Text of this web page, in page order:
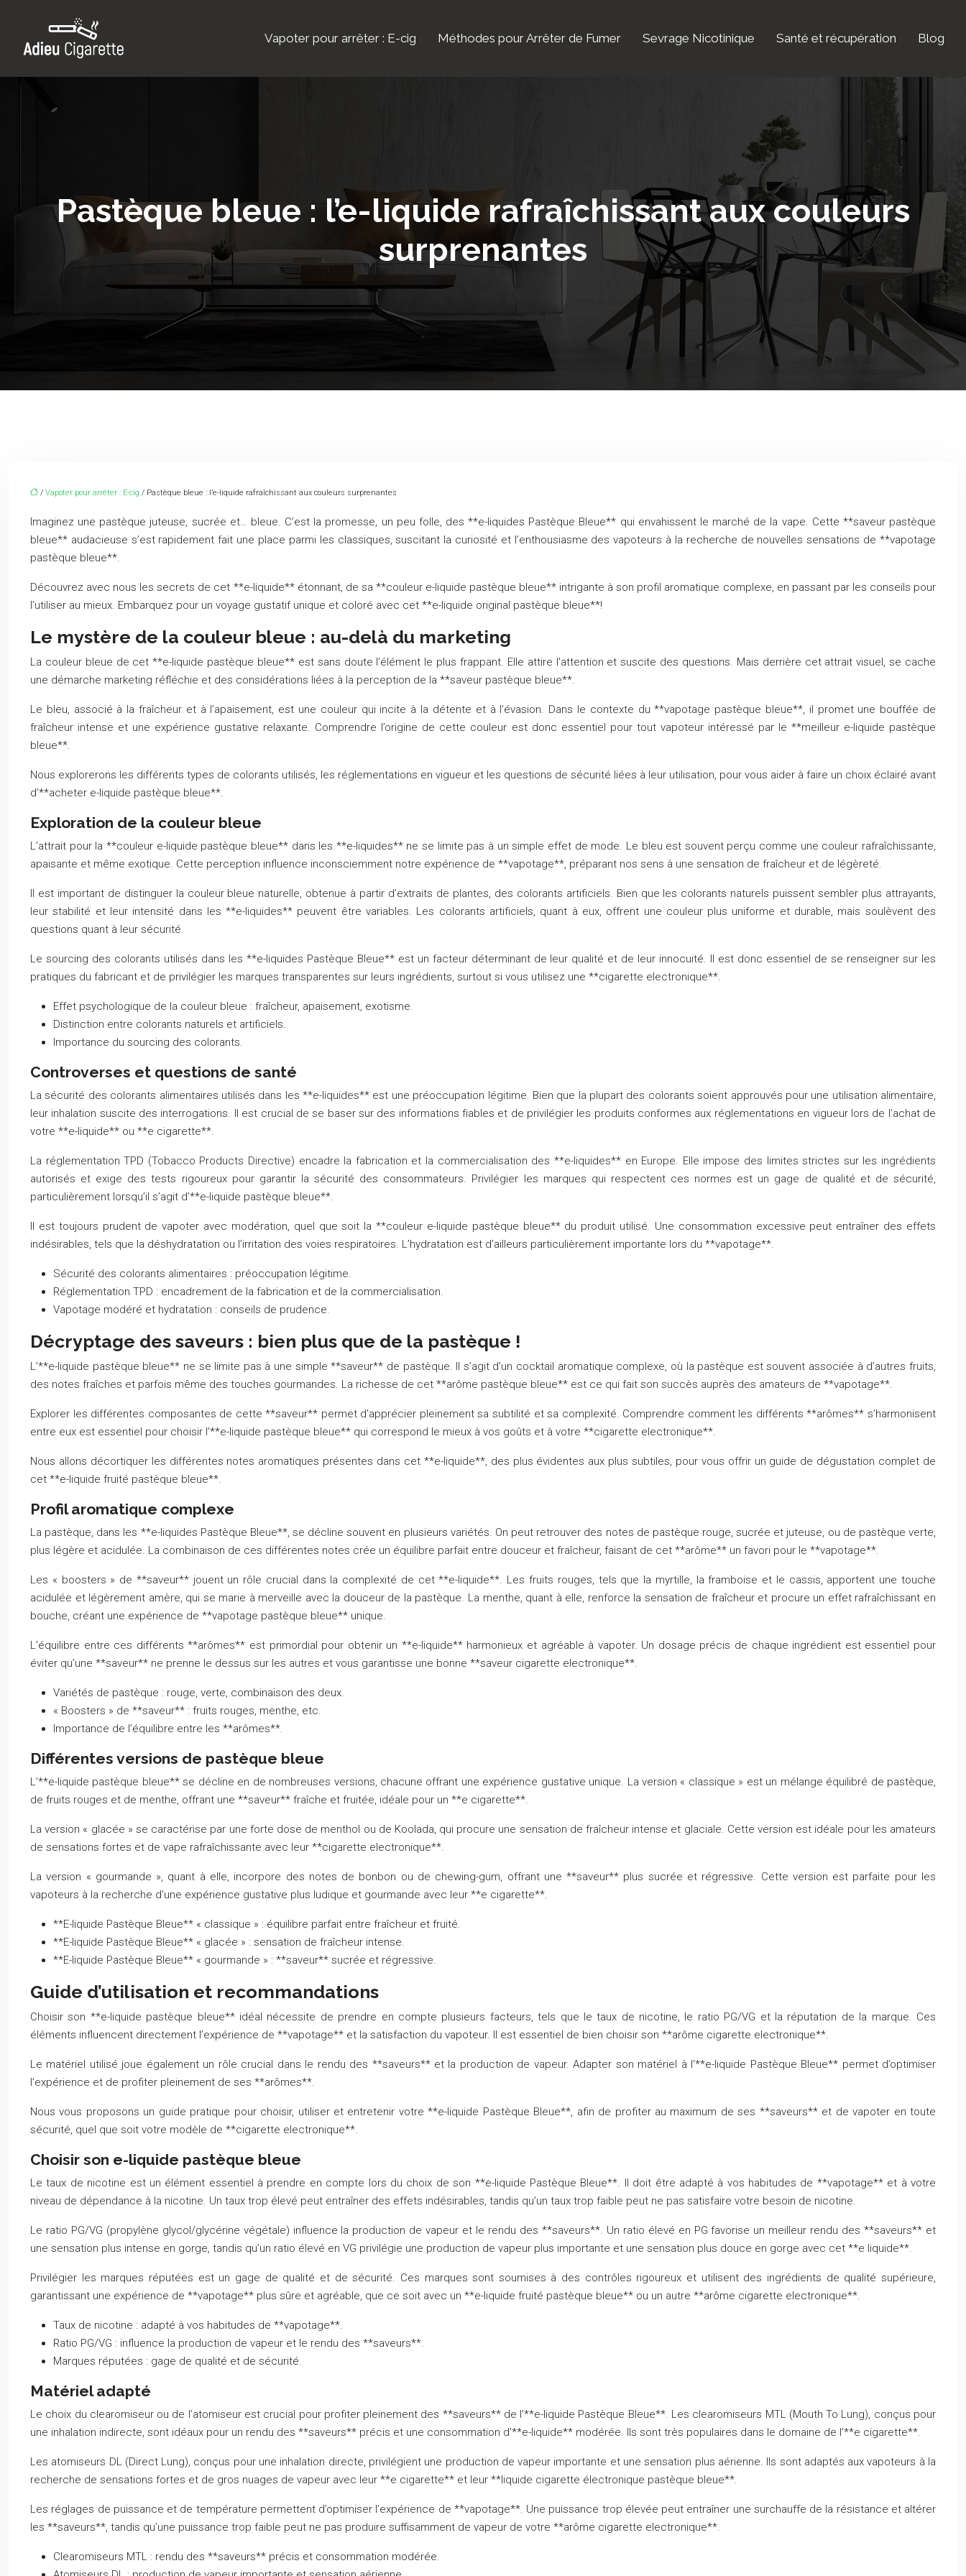
Vapoter pour arrêter : E-cig Méthodes pour Arrêter de Fumer Sevrage Nicotinique Santé et récupération Blog
Pastèque bleue : l’e-liquide rafraîchissant aux couleurs
surprenantes
/ Vapoter pour arrêter : E-cig / Pastèque bleue : l’e-liquide rafraîchissant aux couleurs surprenantes
Imaginez une pastèque juteuse, sucrée et… bleue. C’est la promesse, un peu folle, des **e-liquides Pastèque Bleue** qui envahissent le marché de la vape. Cette **saveur pastèque
bleue** audacieuse s’est rapidement fait une place parmi les classiques, suscitant la curiosité et l’enthousiasme des vapoteurs à la recherche de nouvelles sensations de **vapotage
pastèque bleue**.
Découvrez avec nous les secrets de cet **e-liquide** étonnant, de sa **couleur e-liquide pastèque bleue** intrigante à son profil aromatique complexe, en passant par les conseils pour
l’utiliser au mieux. Embarquez pour un voyage gustatif unique et coloré avec cet **e-liquide original pastèque bleue**!
Le mystère de la couleur bleue : au-delà du marketing
La couleur bleue de cet **e-liquide pastèque bleue** est sans doute l’élément le plus frappant. Elle attire l’attention et suscite des questions. Mais derrière cet attrait visuel, se cache
une démarche marketing réfléchie et des considérations liées à la perception de la **saveur pastèque bleue**.
Le bleu, associé à la fraîcheur et à l’apaisement, est une couleur qui incite à la détente et à l’évasion. Dans le contexte du **vapotage pastèque bleue**, il promet une bouffée de
fraîcheur intense et une expérience gustative relaxante. Comprendre l’origine de cette couleur est donc essentiel pour tout vapoteur intéressé par le **meilleur e-liquide pastèque
bleue**.
Nous explorerons les différents types de colorants utilisés, les réglementations en vigueur et les questions de sécurité liées à leur utilisation, pour vous aider à faire un choix éclairé avant
d’**acheter e-liquide pastèque bleue**.
Exploration de la couleur bleue
L’attrait pour la **couleur e-liquide pastèque bleue** dans les **e-liquides** ne se limite pas à un simple effet de mode. Le bleu est souvent perçu comme une couleur rafraîchissante,
apaisante et même exotique. Cette perception influence inconsciemment notre expérience de **vapotage**, préparant nos sens à une sensation de fraîcheur et de légèreté.
Il est important de distinguer la couleur bleue naturelle, obtenue à partir d’extraits de plantes, des colorants artificiels. Bien que les colorants naturels puissent sembler plus attrayants,
leur stabilité et leur intensité dans les **e-liquides** peuvent être variables. Les colorants artificiels, quant à eux, offrent une couleur plus uniforme et durable, mais soulèvent des
questions quant à leur sécurité.
Le sourcing des colorants utilisés dans les **e-liquides Pastèque Bleue** est un facteur déterminant de leur qualité et de leur innocuité. Il est donc essentiel de se renseigner sur les
pratiques du fabricant et de privilégier les marques transparentes sur leurs ingrédients, surtout si vous utilisez une **cigarette electronique**.
Effet psychologique de la couleur bleue : fraîcheur, apaisement, exotisme.
Distinction entre colorants naturels et artificiels.
Importance du sourcing des colorants.
Controverses et questions de santé
La sécurité des colorants alimentaires utilisés dans les **e-liquides** est une préoccupation légitime. Bien que la plupart des colorants soient approuvés pour une utilisation alimentaire,
leur inhalation suscite des interrogations. Il est crucial de se baser sur des informations fiables et de privilégier les produits conformes aux réglementations en vigueur lors de l’achat de
votre **e-liquide** ou **e cigarette**.
La réglementation TPD (Tobacco Products Directive) encadre la fabrication et la commercialisation des **e-liquides** en Europe. Elle impose des limites strictes sur les ingrédients
autorisés et exige des tests rigoureux pour garantir la sécurité des consommateurs. Privilégier les marques qui respectent ces normes est un gage de qualité et de sécurité,
particulièrement lorsqu’il s’agit d’**e-liquide pastèque bleue**.
Il est toujours prudent de vapoter avec modération, quel que soit la **couleur e-liquide pastèque bleue** du produit utilisé. Une consommation excessive peut entraîner des effets
indésirables, tels que la déshydratation ou l’irritation des voies respiratoires. L’hydratation est d’ailleurs particulièrement importante lors du **vapotage**.
Sécurité des colorants alimentaires : préoccupation légitime.
Réglementation TPD : encadrement de la fabrication et de la commercialisation.
Vapotage modéré et hydratation : conseils de prudence.
Décryptage des saveurs : bien plus que de la pastèque !
L’**e-liquide pastèque bleue** ne se limite pas à une simple **saveur** de pastèque. Il s’agit d’un cocktail aromatique complexe, où la pastèque est souvent associée à d’autres fruits,
des notes fraîches et parfois même des touches gourmandes. La richesse de cet **arôme pastèque bleue** est ce qui fait son succès auprès des amateurs de **vapotage**.
Explorer les différentes composantes de cette **saveur** permet d’apprécier pleinement sa subtilité et sa complexité. Comprendre comment les différents **arômes** s’harmonisent
entre eux est essentiel pour choisir l’**e-liquide pastèque bleue** qui correspond le mieux à vos goûts et à votre **cigarette electronique**.
Nous allons décortiquer les différentes notes aromatiques présentes dans cet **e-liquide**, des plus évidentes aux plus subtiles, pour vous offrir un guide de dégustation complet de
cet **e-liquide fruité pastèque bleue**.
Profil aromatique complexe
La pastèque, dans les **e-liquides Pastèque Bleue**, se décline souvent en plusieurs variétés. On peut retrouver des notes de pastèque rouge, sucrée et juteuse, ou de pastèque verte,
plus légère et acidulée. La combinaison de ces différentes notes crée un équilibre parfait entre douceur et fraîcheur, faisant de cet **arôme** un favori pour le **vapotage**.
Les « boosters » de **saveur** jouent un rôle crucial dans la complexité de cet **e-liquide**. Les fruits rouges, tels que la myrtille, la framboise et le cassis, apportent une touche
acidulée et légèrement amère, qui se marie à merveille avec la douceur de la pastèque. La menthe, quant à elle, renforce la sensation de fraîcheur et procure un effet rafraîchissant en
bouche, créant une expérience de **vapotage pastèque bleue** unique.
L’équilibre entre ces différents **arômes** est primordial pour obtenir un **e-liquide** harmonieux et agréable à vapoter. Un dosage précis de chaque ingrédient est essentiel pour
éviter qu’une **saveur** ne prenne le dessus sur les autres et vous garantisse une bonne **saveur cigarette electronique**.
Variétés de pastèque : rouge, verte, combinaison des deux.
« Boosters » de **saveur** : fruits rouges, menthe, etc.
Importance de l’équilibre entre les **arômes**.
Différentes versions de pastèque bleue
L’**e-liquide pastèque bleue** se décline en de nombreuses versions, chacune offrant une expérience gustative unique. La version « classique » est un mélange équilibré de pastèque,
de fruits rouges et de menthe, offrant une **saveur** fraîche et fruitée, idéale pour un **e cigarette**.
La version « glacée » se caractérise par une forte dose de menthol ou de Koolada, qui procure une sensation de fraîcheur intense et glaciale. Cette version est idéale pour les amateurs
de sensations fortes et de vape rafraîchissante avec leur **cigarette electronique**.
La version « gourmande », quant à elle, incorpore des notes de bonbon ou de chewing-gum, offrant une **saveur** plus sucrée et régressive. Cette version est parfaite pour les
vapoteurs à la recherche d’une expérience gustative plus ludique et gourmande avec leur **e cigarette**.
**E-liquide Pastèque Bleue** « classique » : équilibre parfait entre fraîcheur et fruité.
**E-liquide Pastèque Bleue** « glacée » : sensation de fraîcheur intense.
**E-liquide Pastèque Bleue** « gourmande » : **saveur** sucrée et régressive.
Guide d’utilisation et recommandations
Choisir son **e-liquide pastèque bleue** idéal nécessite de prendre en compte plusieurs facteurs, tels que le taux de nicotine, le ratio PG/VG et la réputation de la marque. Ces
éléments influencent directement l’expérience de **vapotage** et la satisfaction du vapoteur. Il est essentiel de bien choisir son **arôme cigarette electronique**.
Le matériel utilisé joue également un rôle crucial dans le rendu des **saveurs** et la production de vapeur. Adapter son matériel à l’**e-liquide Pastèque Bleue** permet d’optimiser
l’expérience et de profiter pleinement de ses **arômes**.
Nous vous proposons un guide pratique pour choisir, utiliser et entretenir votre **e-liquide Pastèque Bleue**, afin de profiter au maximum de ses **saveurs** et de vapoter en toute
sécurité, quel que soit votre modèle de **cigarette electronique**.
Choisir son e-liquide pastèque bleue
Le taux de nicotine est un élément essentiel à prendre en compte lors du choix de son **e-liquide Pastèque Bleue**. Il doit être adapté à vos habitudes de **vapotage** et à votre
niveau de dépendance à la nicotine. Un taux trop élevé peut entraîner des effets indésirables, tandis qu’un taux trop faible peut ne pas satisfaire votre besoin de nicotine.
Le ratio PG/VG (propylène glycol/glycérine végétale) influence la production de vapeur et le rendu des **saveurs**. Un ratio élevé en PG favorise un meilleur rendu des **saveurs** et
une sensation plus intense en gorge, tandis qu’un ratio élevé en VG privilégie une production de vapeur plus importante et une sensation plus douce en gorge avec cet **e liquide**.
Privilégier les marques réputées est un gage de qualité et de sécurité. Ces marques sont soumises à des contrôles rigoureux et utilisent des ingrédients de qualité supérieure,
garantissant une expérience de **vapotage** plus sûre et agréable, que ce soit avec un **e-liquide fruité pastèque bleue** ou un autre **arôme cigarette electronique**.
Taux de nicotine : adapté à vos habitudes de **vapotage**.
Ratio PG/VG : influence la production de vapeur et le rendu des **saveurs**.
Marques réputées : gage de qualité et de sécurité.
Matériel adapté
Le choix du clearomiseur ou de l’atomiseur est crucial pour profiter pleinement des **saveurs** de l’**e-liquide Pastèque Bleue**. Les clearomiseurs MTL (Mouth To Lung), conçus pour
une inhalation indirecte, sont idéaux pour un rendu des **saveurs** précis et une consommation d’**e-liquide** modérée. Ils sont très populaires dans le domaine de l’**e cigarette**.
Les atomiseurs DL (Direct Lung), conçus pour une inhalation directe, privilégient une production de vapeur importante et une sensation plus aérienne. Ils sont adaptés aux vapoteurs à la
recherche de sensations fortes et de gros nuages de vapeur avec leur **e cigarette** et leur **liquide cigarette électronique pastèque bleue**.
Les réglages de puissance et de température permettent d’optimiser l’expérience de **vapotage**. Une puissance trop élevée peut entraîner une surchauffe de la résistance et altérer
les **saveurs**, tandis qu’une puissance trop faible peut ne pas produire suffisamment de vapeur de votre **arôme cigarette electronique**.
Clearomiseurs MTL : rendu des **saveurs** précis et consommation modérée.